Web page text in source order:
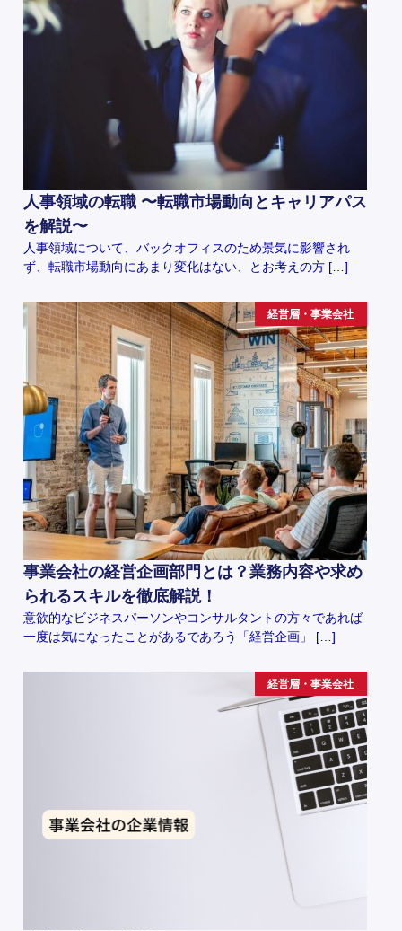
人事領域の転職 〜転職市場動向とキャリアパス
を解説〜
人事領域について、バックオフィスのため景気に影響され
ず、転職市場動向にあまり変化はない、とお考えの方 […]
経営層・事業会社
事業会社の経営企画部門とは？業務内容や求め
られるスキルを徹底解説！
意欲的なビジネスパーソンやコンサルタントの方々であれば
一度は気になったことがあるであろう「経営企画」 […]
経営層・事業会社